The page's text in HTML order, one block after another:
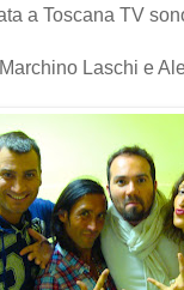
a Toscana TV
Laschi e